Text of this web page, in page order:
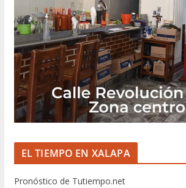
EL TIEMPO EN XALAPA
Pronóstico de Tutiempo.net